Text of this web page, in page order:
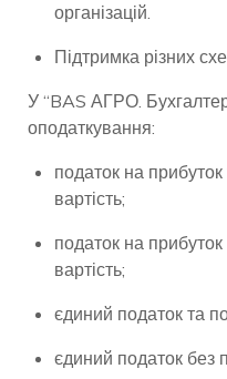
організацій.
Підтримка різних
У “BAS АГРО.
оподаткування:
податок на
вартість;
податок на
вартість;
єдиний податок та
єдиний податок без